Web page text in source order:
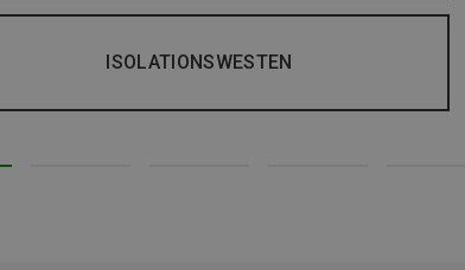
ISOLATIONSWESTEN